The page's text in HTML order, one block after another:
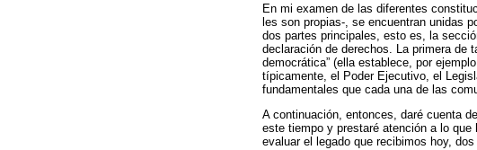
En mi examen de las diferentes
les son propias-, se encuentran unidas
dos partes principales, esto es, la
declaración de derechos. La primera de
democrática” (ella establece, por
típicamente, el Poder Ejecutivo, el
fundamentales que cada una de las
A continuación, entonces, daré cuenta
este tiempo y prestaré atención a lo
evaluar el legado que recibimos hoy,